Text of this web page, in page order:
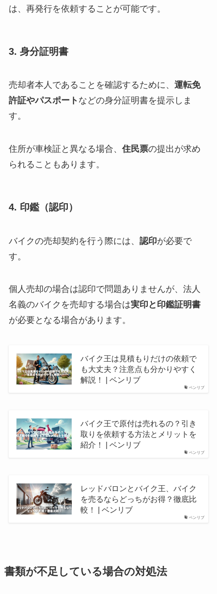
は、再発行を依頼することが可能です。
3. 身分証明書
売却者本人であることを確認するために、 運転免
許証やパスポート などの身分証明書を提示しま
す。
住所が車検証と異なる場合、 住民票の提出が求め
られることもあります。
4. 印鑑（認印）
バイクの売却契約を行う際には、 認印が必要で
す。
個人売却の場合は認印で問題ありませんが、法人
名義のバイクを売却する場合は実印と印鑑証明書
が必要となる場合があります。
ベンリブ
バイク王は見積もりだけの依頼で
も大丈夫？注意点も分かりやすく
解説！ | ベンリブ
ベンリブ
バイク王で原付は売れるの？引き
取りを依頼する方法とメリットを
紹介！ | ベンリブ
ベンリブ
レッドバロンとバイク王、バイク
を売るならどっちがお得？徹底比
較！ | ベンリブ
書類が不足している場合の対処法